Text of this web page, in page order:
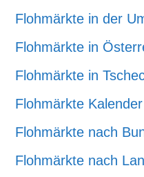
Flohmärkte in der
Flohmärkte in
Flohmärkte in
Flohmärkte
Flohmärkte nach
Flohmärkte nach